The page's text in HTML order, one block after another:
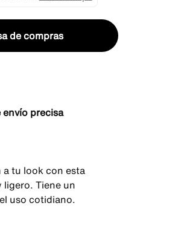
de compras
precisa
tu look con esta
ligero. Tiene un
uso cotidiano.